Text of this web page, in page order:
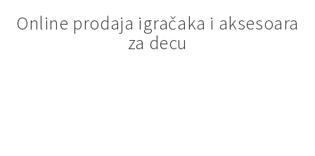
Online prodaja igračaka i aksesoara
za decu